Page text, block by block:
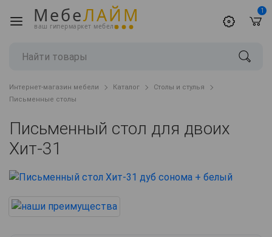
МебеЛАЙМ
ваш гипермаркет мебели
1
Интернет-магазин мебели Каталог
Столы и стулья
Письменные столы
Письменный стол для двоих
Хит-31